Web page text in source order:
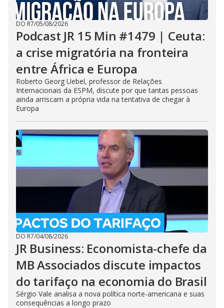
DO R7/05/08/2026
Podcast JR 15 Min #1479 | Ceuta:
a crise migratória na fronteira
entre África e Europa
Roberto Georg Uebel, professor de Relações
Internacionais da ESPM, discute por que tantas pessoas
ainda arriscam a própria vida na tentativa de chegar à
Europa
DO R7/04/08/2026
JR Business: Economista-chefe da
MB Associados discute impactos
do tarifaço na economia do Brasil
Sérgio Vale analisa a nova política norte-americana e suas
consequências a longo prazo